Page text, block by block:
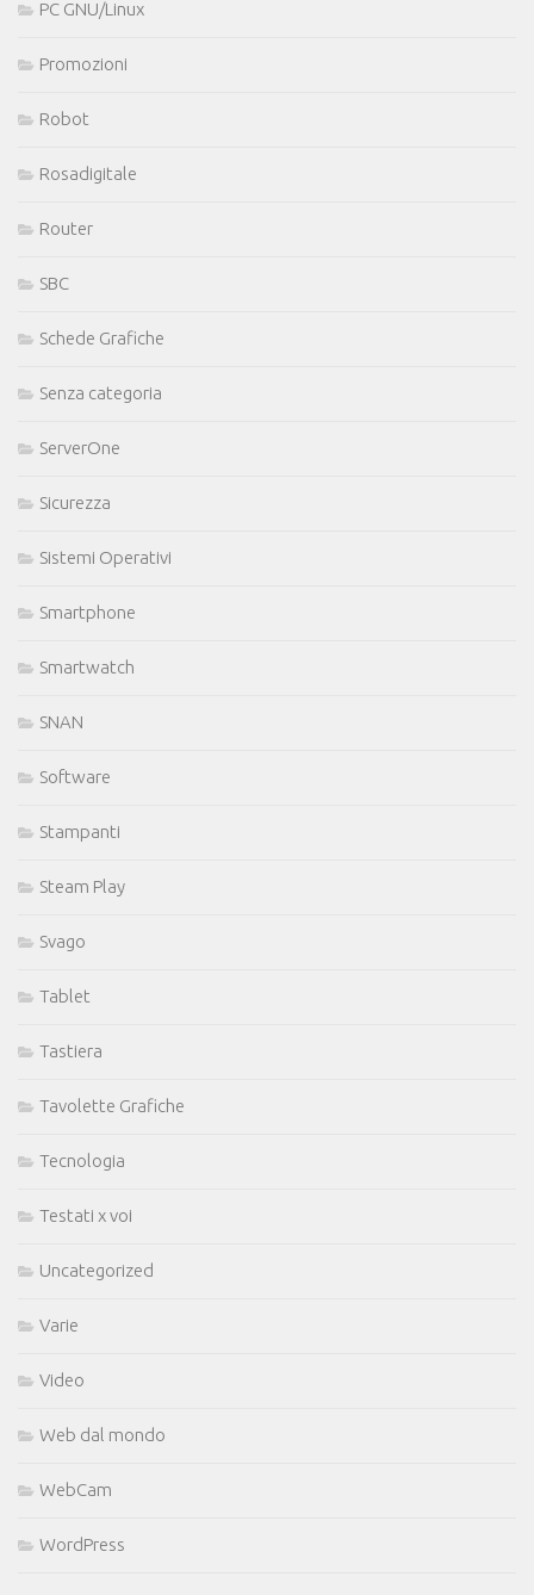
PC GNU/Linux
Promozioni
Robot
Rosadigitale
Router
SBC
Schede Grafiche
Senza categoria
ServerOne
Sicurezza
Sistemi Operativi
Smartphone
Smartwatch
SNAN
Software
Stampanti
Steam Play
Svago
Tablet
Tastiera
Tavolette Grafiche
Tecnologia
Testati x voi
Uncategorized
Varie
Video
Web dal mondo
WebCam
WordPress